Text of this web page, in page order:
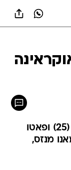
0:2 את אוקראינה
הסלסאו נהנו משערים של דני אלבס (25) ופאטו
מנזס,